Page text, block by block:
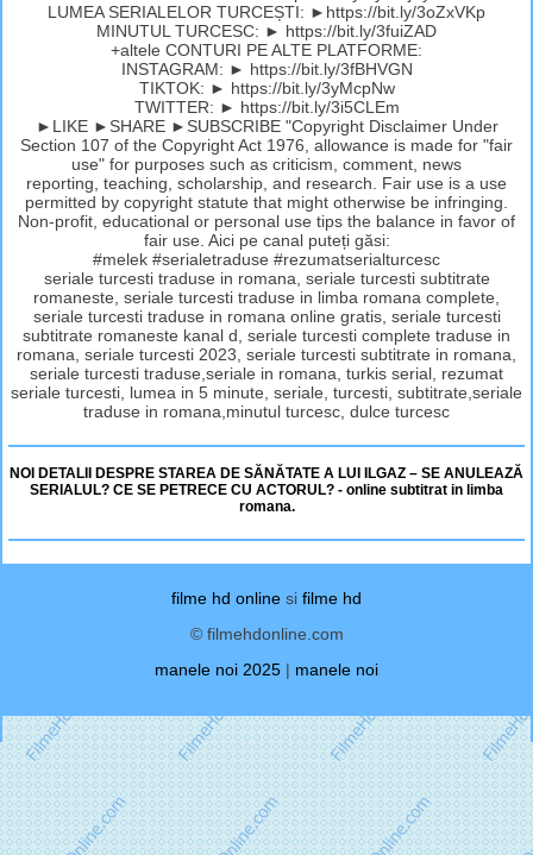
LUMEA SERIALELOR TURCEȘTI: ►https://bit.ly/3oZxVKp
MINUTUL TURCESC: ► https://bit.ly/3fuiZAD
+altele CONTURI PE ALTE PLATFORME:
INSTAGRAM: ► https://bit.ly/3fBHVGN
TIKTOK: ► https://bit.ly/3yMcpNw
TWITTER: ► https://bit.ly/3i5CLEm
►LIKE ►SHARE ►SUBSCRIBE "Copyright Disclaimer Under
Section 107 of the Copyright Act 1976, allowance is made for "fair
use" for purposes such as criticism, comment, news
reporting, teaching, scholarship, and research. Fair use is a use
permitted by copyright statute that might otherwise be infringing.
Non-profit, educational or personal use tips the balance in favor of
fair use. Aici pe canal puteți găsi:
#melek #serialetraduse #rezumatserialturcesc
seriale turcesti traduse in romana, seriale turcesti subtitrate
romaneste, seriale turcesti traduse in limba romana complete,
seriale turcesti traduse in romana online gratis, seriale turcesti
subtitrate romaneste kanal d, seriale turcesti complete traduse in
romana, seriale turcesti 2023, seriale turcesti subtitrate in romana,
seriale turcesti traduse,seriale in romana, turkis serial, rezumat
seriale turcesti, lumea in 5 minute, seriale, turcesti, subtitrate,seriale
traduse in romana,minutul turcesc, dulce turcesc
NOI DETALII DESPRE STAREA DE SĂNĂTATE A LUI ILGAZ – SE ANULEAZĂ
SERIALUL? CE SE PETRECE CU ACTORUL? - online subtitrat in limba
romana.
filme hd online si filme hd
© filmehdonline.com
manele noi 2025 | manele noi